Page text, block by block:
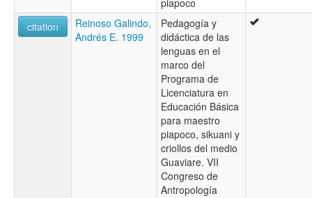
piapoco
citation
Reinoso Galindo,
Andrés E. 1999
Pedagogía y
didáctica de las
lenguas en el
marco del
Programa de
Licenciatura en
Educación Básica
para maestro
piapoco, sikuani y
criollos del medio
Guaviare. VII
Congreso de
Antropología